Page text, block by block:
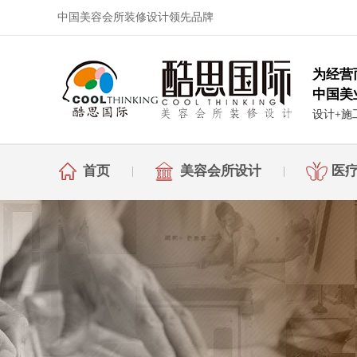
中国美容会所装修设计领先品牌
为经营
中国美
设计+施
首页 美容会所设计 医